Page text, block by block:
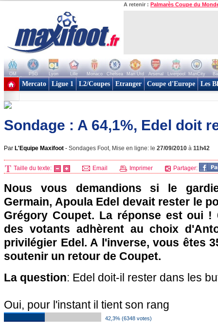
A retenir : Palmarès Coupe du
OM PSG Lyon Lille Monaco Chelsea Man Utd Arsenal Liverpool ManCity
+ de clubs
Mercato Ligue 1 L2/Coupes Etranger Coupe d'Europe Les
Sondage : A 64,1%, Edel doit
Par L'Equipe Maxifoot - Sondages Foot, Mise en ligne: le 27/09/2010 à 11h42
Taille du texte: Email Imprimer Partager:
Nous vous demandions si le
Germain, Apoula Edel devait rester le
Grégory Coupet. La réponse est oui !
des votants adhèrent au choix
privilégier Edel. A l'inverse, vous êtes
soutenir un retour de Coupet.
La question: Edel doit-il rester dans les
Oui, pour l'instant il tient son rang
42,3% (6348 votes)